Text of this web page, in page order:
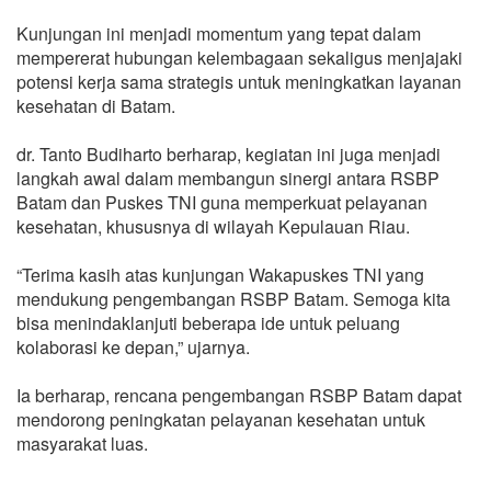
Kunjungan ini menjadi momentum yang tepat dalam
mempererat hubungan kelembagaan sekaligus menjajaki
potensi kerja sama strategis untuk meningkatkan layanan
kesehatan di Batam.
dr. Tanto Budiharto berharap, kegiatan ini juga menjadi
langkah awal dalam membangun sinergi antara RSBP
Batam dan Puskes TNI guna memperkuat pelayanan
kesehatan, khususnya di wilayah Kepulauan Riau.
“Terima kasih atas kunjungan Wakapuskes TNI yang
mendukung pengembangan RSBP Batam. Semoga kita
bisa menindaklanjuti beberapa ide untuk peluang
kolaborasi ke depan,” ujarnya.
Ia berharap, rencana pengembangan RSBP Batam dapat
mendorong peningkatan pelayanan kesehatan untuk
masyarakat luas.